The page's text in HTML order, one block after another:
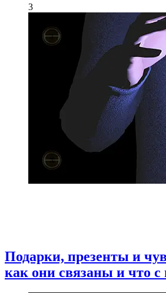
3
Подарки, презенты и
как они связаны и что с